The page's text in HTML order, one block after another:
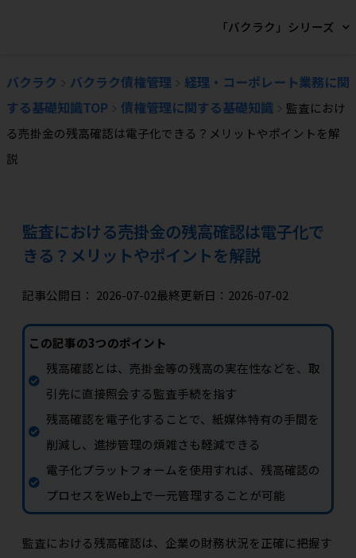
「バクラク」シリーズ
バクラク バクラク債権管理
経理・コーポレート業務に関
する基礎知識TOP
債権管理に関する基礎知識
監査におけ
る売掛金の残高確認は電子化できる？メリットやポイントを解
説
監査における売掛金の残高確認は電子化で
きる？メリットやポイントを解説
記事公開日： 2026-07-02最終更新日：2026-07-02
この記事の3つのポイント
残高確認とは、売掛金等の残高の実在性などを、取
引先に直接照会する監査手続を指す
残高確認を電子化することで、紙媒体特有の手間を
削減し、進捗管理の煩雑さも軽減できる
電子化プラットフォームを使用すれば、残高確認の
プロセスをWeb上で一元管理することが可能
監査における残高確認は、企業の財務状況を正確に把握す